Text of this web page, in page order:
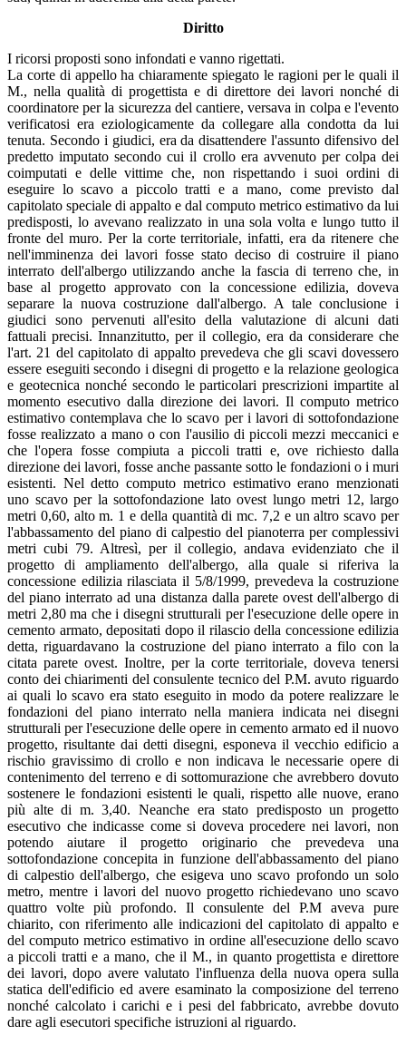
Diritto
I ricorsi proposti sono infondati e vanno rigettati.
La corte di appello ha chiaramente spiegato le ragioni per le quali il
M., nella qualità di progettista e di direttore dei lavori nonché di
coordinatore per la sicurezza del cantiere, versava in colpa e l'evento
verificatosi era eziologicamente da collegare alla condotta da lui
tenuta. Secondo i giudici, era da disattendere l'assunto difensivo del
predetto imputato secondo cui il crollo era avvenuto per colpa dei
coimputati e delle vittime che, non rispettando i suoi ordini di
eseguire lo scavo a piccolo tratti e a mano, come previsto dal
capitolato speciale di appalto e dal computo metrico estimativo da lui
predisposti, lo avevano realizzato in una sola volta e lungo tutto il
fronte del muro. Per la corte territoriale, infatti, era da ritenere che
nell'imminenza dei lavori fosse stato deciso di costruire il piano
interrato dell'albergo utilizzando anche la fascia di terreno che, in
base al progetto approvato con la concessione edilizia, doveva
separare la nuova costruzione dall'albergo. A tale conclusione i
giudici sono pervenuti all'esito della valutazione di alcuni dati
fattuali precisi. Innanzitutto, per il collegio, era da considerare che
l'art. 21 del capitolato di appalto prevedeva che gli scavi dovessero
essere eseguiti secondo i disegni di progetto e la relazione geologica
e geotecnica nonché secondo le particolari prescrizioni impartite al
momento esecutivo dalla direzione dei lavori. Il computo metrico
estimativo contemplava che lo scavo per i lavori di sottofondazione
fosse realizzato a mano o con l'ausilio di piccoli mezzi meccanici e
che l'opera fosse compiuta a piccoli tratti e, ove richiesto dalla
direzione dei lavori, fosse anche passante sotto le fondazioni o i muri
esistenti. Nel detto computo metrico estimativo erano menzionati
uno scavo per la sottofondazione lato ovest lungo metri 12, largo
metri 0,60, alto m. 1 e della quantità di mc. 7,2 e un altro scavo per
l'abbassamento del piano di calpestio del pianoterra per complessivi
metri cubi 79. Altresì, per il collegio, andava evidenziato che il
progetto di ampliamento dell'albergo, alla quale si riferiva la
concessione edilizia rilasciata il 5/8/1999, prevedeva la costruzione
del piano interrato ad una distanza dalla parete ovest dell'albergo di
metri 2,80 ma che i disegni strutturali per l'esecuzione delle opere in
cemento armato, depositati dopo il rilascio della concessione edilizia
detta, riguardavano la costruzione del piano interrato a filo con la
citata parete ovest. Inoltre, per la corte territoriale, doveva tenersi
conto dei chiarimenti del consulente tecnico del P.M. avuto riguardo
ai quali lo scavo era stato eseguito in modo da potere realizzare le
fondazioni del piano interrato nella maniera indicata nei disegni
strutturali per l'esecuzione delle opere in cemento armato ed il nuovo
progetto, risultante dai detti disegni, esponeva il vecchio edificio a
rischio gravissimo di crollo e non indicava le necessarie opere di
contenimento del terreno e di sottomurazione che avrebbero dovuto
sostenere le fondazioni esistenti le quali, rispetto alle nuove, erano
più alte di m. 3,40. Neanche era stato predisposto un progetto
esecutivo che indicasse come si doveva procedere nei lavori, non
potendo aiutare il progetto originario che prevedeva una
sottofondazione concepita in funzione dell'abbassamento del piano
di calpestio dell'albergo, che esigeva uno scavo profondo un solo
metro, mentre i lavori del nuovo progetto richiedevano uno scavo
quattro volte più profondo. Il consulente del P.M aveva pure
chiarito, con riferimento alle indicazioni del capitolato di appalto e
del computo metrico estimativo in ordine all'esecuzione dello scavo
a piccoli tratti e a mano, che il M., in quanto progettista e direttore
dei lavori, dopo avere valutato l'influenza della nuova opera sulla
statica dell'edificio ed avere esaminato la composizione del terreno
nonché calcolato i carichi e i pesi del fabbricato, avrebbe dovuto
dare agli esecutori specifiche istruzioni al riguardo.